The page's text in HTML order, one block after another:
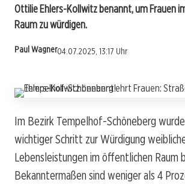
Ottilie Ehlers-Kollwitz benannt, um Frauen
Raum zu würdigen.
Paul Wagner04.07.2025, 13:17 Uhr
Im Bezirk Tempelhof-Schöneberg
wichtiger Schritt zur Würdigung
Lebensleistungen im öffentlichen Raum
Bekanntermaßen sind weniger als 4